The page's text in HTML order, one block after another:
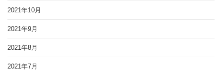
2021年10月
2021年9月
2021年8月
2021年7月